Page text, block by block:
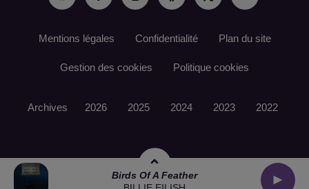
Birds Of A Feather
Mentions légales Confidentialité Plan du site
Gestion des cookies Politique cookies
Archives 2026 2025 2024 2023 2022